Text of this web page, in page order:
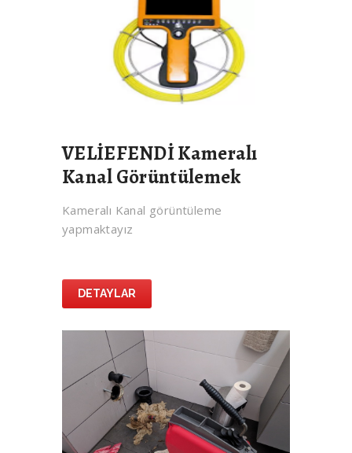
VELİEFENDİ Kameralı
Kanal Görüntülemek
Kameralı Kanal görüntüleme
yapmaktayız
DETAYLAR